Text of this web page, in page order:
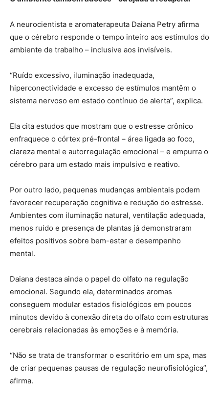
A neurocientista e aromaterapeuta Daiana Petry afirma
que o cérebro responde o tempo inteiro aos estímulos do
ambiente de trabalho – inclusive aos invisíveis.
“Ruído excessivo, iluminação inadequada,
hiperconectividade e excesso de estímulos mantêm o
sistema nervoso em estado contínuo de alerta”, explica.
Ela cita estudos que mostram que o estresse crônico
enfraquece o córtex pré-frontal – área ligada ao foco,
clareza mental e autorregulação emocional – e empurra o
cérebro para um estado mais impulsivo e reativo.
Por outro lado, pequenas mudanças ambientais podem
favorecer recuperação cognitiva e redução do estresse.
Ambientes com iluminação natural, ventilação adequada,
menos ruído e presença de plantas já demonstraram
efeitos positivos sobre bem-estar e desempenho
mental.
Daiana destaca ainda o papel do olfato na regulação
emocional. Segundo ela, determinados aromas
conseguem modular estados fisiológicos em poucos
minutos devido à conexão direta do olfato com estruturas
cerebrais relacionadas às emoções e à memória.
“Não se trata de transformar o escritório em um spa, mas
de criar pequenas pausas de regulação neurofisiológica”,
afirma.